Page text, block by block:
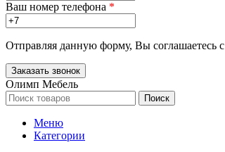
Ваш номер телефона *
Отправляя данную форму, Вы соглашаетесь с
Олимп Мебель
Поиск
Меню
Категории